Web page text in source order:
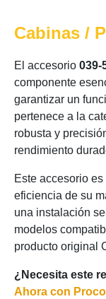
Cabinas /
El accesorio 039-
componente
garantizar un
pertenece a la
robusta y
rendimiento
Este accesorio
eficiencia de su
una instalación
modelos
producto original
¿Necesita este
Ahora con